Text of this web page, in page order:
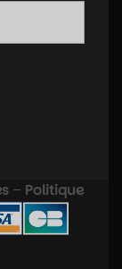
– Politique